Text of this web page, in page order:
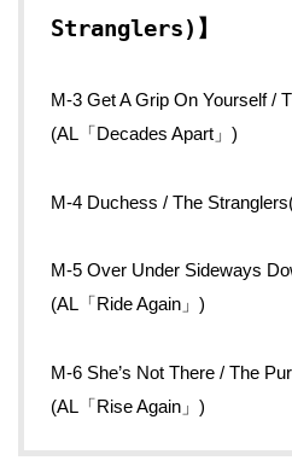
Stranglers)】
M-3 Get A Grip On Yourself /
(AL「Decades Apart」)
M-4 Duchess / The
M-5 Over Under Sideways
(AL「Ride Again」)
M-6 She’s Not There / The
(AL「Rise Again」)